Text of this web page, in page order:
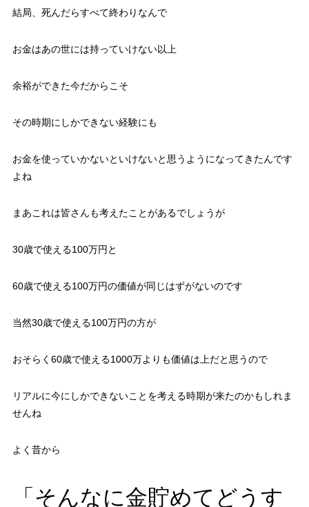
結局、死んだらすべて終わりなんで
お金はあの世には持っていけない以上
余裕ができた今だからこそ
その時期にしかできない経験にも
お金を使っていかないといけないと思うようになってきたんです
よね
まあこれは皆さんも考えたことがあるでしょうが
30歳で使える100万円と
60歳で使える100万円の価値が同じはずがないのです
当然30歳で使える100万円の方が
おそらく60歳で使える1000万よりも価値は上だと思うので
リアルに今にしかできないことを考える時期が来たのかもしれま
せんね
よく昔から
「そんなに金貯めてどうす